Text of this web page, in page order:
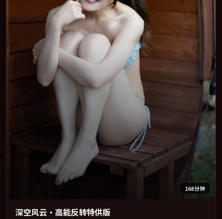
168分钟
深空风云·高能反转特供版